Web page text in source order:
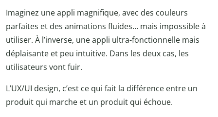
Imaginez une appli magnifique, avec des couleurs
parfaites et des animations fluides… mais impossible à
utiliser. À l’inverse, une appli ultra-fonctionnelle mais
déplaisante et peu intuitive. Dans les deux cas, les
utilisateurs vont fuir.
L’UX/UI design, c’est ce qui fait la différence entre un
produit qui marche et un produit qui échoue.